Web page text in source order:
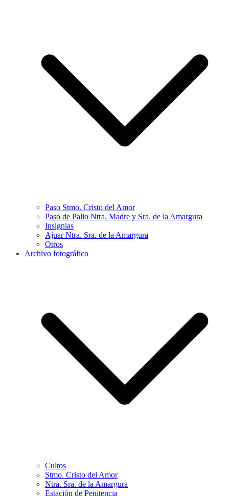
Paso Stmo. Cristo del Amor
Paso de Palio Ntra. Madre y Sra. de la Amargura
Insignias
Ajuar Ntra. Sra. de la Amargura
Otros
Archivo fotográfico
Cultos
Stmo. Cristo del Amor
Ntra. Sra. de la Amargura
Estación de Penitencia